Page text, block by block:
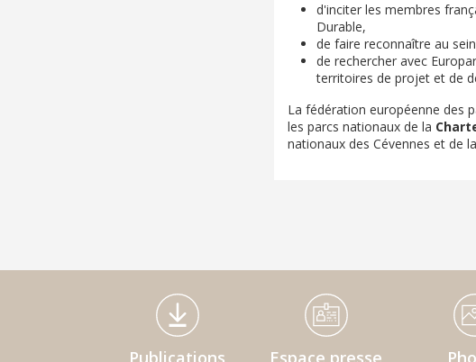
d'inciter les membres
Durable,
de faire reconnaître au
de rechercher avec
territoires de projet et de
La fédération européenne des
les parcs nationaux de la
nationaux des Cévennes et de
Médiathèque Footer
Publications Espace presse